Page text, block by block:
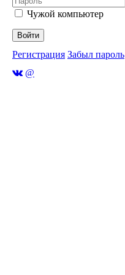
Чужой компьютер
Войти
Регистрация Забыл пароль
@